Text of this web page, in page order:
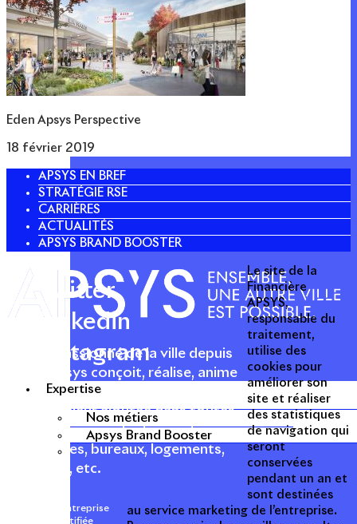
Expertise
Nos métiers
Apsys Brand Booster
Eden Apsys Perspective
18 février 2019
APSYS EN BREF
STRATÉGIE RSE
CARRIÈRES
ACTUALITÉS
APSYS BRAND BOOSTER
Acteur passionné de la ville depuis
1996, Apsys conçoit, réalise, anime
et valorise des opérations urbaines
à forte valeur ajoutée dans toutes
les fonctions : polarités mixtes,
commerces, bureaux, logements,
hôtellerie, etc.
Une entreprise
certifiée
Twitter
Linkedin
Instagram
Le site de la
Financière
APSYS,
responsable du
traitement,
utilise des
cookies pour
améliorer son
site et réaliser
des statistiques
de navigation qui
seront
conservées
pendant un an et
sont destinées
au service marketing de l’entreprise.